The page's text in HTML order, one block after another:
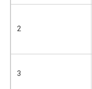
2
3